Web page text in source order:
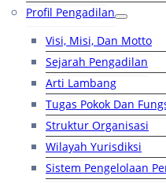
Profil Pengadilan
Visi, Misi, Dan Motto
Sejarah Pengadilan
Arti Lambang
Tugas Pokok Dan
Struktur Organisasi
Wilayah Yurisdiksi
Sistem Pengelolaan